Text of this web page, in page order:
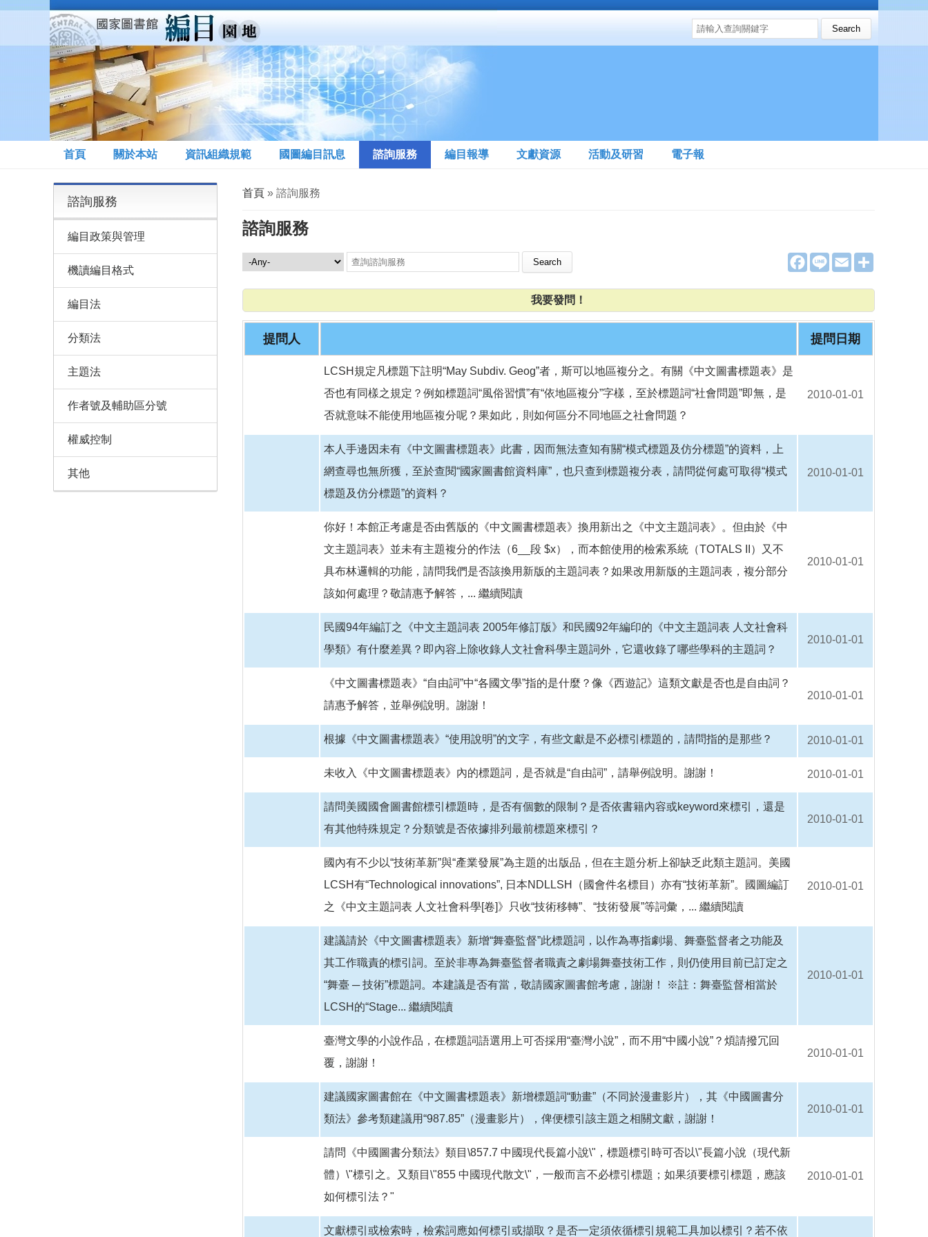
移至主內容
搜尋表單
Search this site
首頁 關於本站 資訊組織規範 國圖編目訊息 諮詢服務 編目報導 文獻資源 活動及研習 電子報
您在這裡
首頁» 諮詢服務
諮詢服務
F
a
e
o
o
k
L
e
E
m
i
諮詢服務 Search this site
我要發問！
提問人 提問日期
LCSH規定凡標題下註明“May Subdiv. Geog”者，斯可以地區複分之。有關《中文圖書標題表》是
否也有同樣之規定？例如標題詞“風俗習慣”有“依地區複分”字樣，至於標題詞“社會問題”即無，是
否就意味不能使用地區複分呢？果如此，則如何區分不同地區之社會問題？
2010-01-01
本人手邊因未有《中文圖書標題表》此書，因而無法查知有關“模式標題及仿分標題”的資料，上
網查尋也無所獲，至於查閱“國家圖書館資料庫”，也只查到標題複分表，請問從何處可取得“模式
標題及仿分標題”的資料？
2010-01-01
你好！本館正考慮是否由舊版的《中文圖書標題表》換用新出之《中文主題詞表》。但由於《中
文主題詞表》並未有主題複分的作法（6__段 $x），而本館使用的檢索系統（TOTALS II）又不
具布林邏輯的功能，請問我們是否該換用新版的主題詞表？如果改用新版的主題詞表，複分部分
該如何處理？敬請惠予解答，... 繼續閱讀
2010-01-01
民國94年編訂之《中文主題詞表 2005年修訂版》和民國92年編印的《中文主題詞表 人文社會科
學類》有什麼差異？即內容上除收錄人文社會科學主題詞外，它還收錄了哪些學科的主題詞？
2010-01-01
《中文圖書標題表》“自由詞”中“各國文學”指的是什麼？像《西遊記》這類文獻是否也是自由詞？
請惠予解答，並舉例說明。謝謝！
2010-01-01
根據《中文圖書標題表》“使用說明”的文字，有些文獻是不必標引標題的，請問指的是那些？ 2010-01-01
未收入《中文圖書標題表》內的標題詞，是否就是“自由詞”，請舉例說明。謝謝！ 2010-01-01
請問美國國會圖書館標引標題時，是否有個數的限制？是否依書籍內容或keyword來標引，還是
有其他特殊規定？分類號是否依據排列最前標題來標引？
2010-01-01
國內有不少以“技術革新”與“產業發展”為主題的出版品，但在主題分析上卻缺乏此類主題詞。美國
LCSH有“Technological innovations”, 日本NDLLSH（國會件名標目）亦有“技術革新”。國圖編訂
之《中文主題詞表 人文社會科學[卷]》只收“技術移轉”、“技術發展”等詞彙，... 繼續閱讀
2010-01-01
建議請於《中文圖書標題表》新增“舞臺監督”此標題詞，以作為專指劇場、舞臺監督者之功能及
其工作職責的標引詞。至於非專為舞臺監督者職責之劇場舞臺技術工作，則仍使用目前已訂定之
“舞臺 ─ 技術”標題詞。本建議是否有當，敬請國家圖書館考慮，謝謝！ ※註：舞臺監督相當於
LCSH的“Stage... 繼續閱讀
2010-01-01
臺灣文學的小說作品，在標題詞語選用上可否採用“臺灣小說”，而不用“中國小說”？煩請撥冗回
覆，謝謝！
2010-01-01
建議國家圖書館在《中文圖書標題表》新增標題詞“動畫”（不同於漫畫影片），其《中國圖書分
類法》參考類建議用“987.85”（漫畫影片），俾便標引該主題之相關文獻，謝謝！
2010-01-01
請問《中國圖書分類法》類目\857.7 中國現代長篇小說\"，標題標引時可否以\"長篇小說（現代新
體）\"標引之。又類目\"855 中國現代散文\"，一般而言不必標引標題；如果須要標引標題，應該
如何標引法？"
2010-01-01
文獻標引或檢索時，檢索詞應如何標引或擷取？是否一定須依循標引規範工具加以標引？若不依
諮詢服務
編目政策與管理
機讀編目格式
編目法
分類法
主題法
作者號及輔助區分號
權威控制
其他